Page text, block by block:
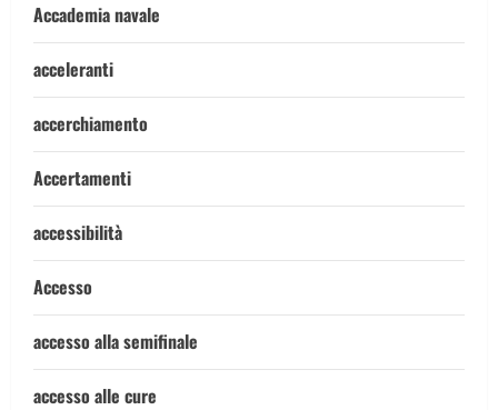
Accademia navale
acceleranti
accerchiamento
Accertamenti
accessibilità
Accesso
accesso alla semifinale
accesso alle cure